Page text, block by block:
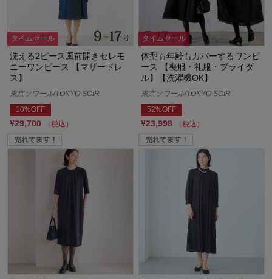
タイムセール
洗える2ピース風前開きセレモ
ニーワンピース 【マザードレ
ス】
東京ソワール/TOKYO SOIR
10%OFF
¥29,700 （税込）
タイムセール
体型も年齢もカバーするワンピ
ース 【喪服・礼服・ブライダ
ル】【洗濯機OK】
東京ソワール/TOKYO SOIR
52%OFF
¥23,998 （税込）